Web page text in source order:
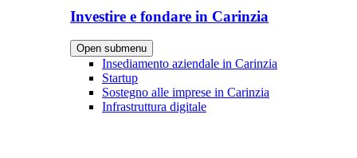
Investire e fondare in Carinzia
Open submenu
Insediamento aziendale in Carinzia
Startup
Sostegno alle imprese in Carinzia
Infrastruttura digitale